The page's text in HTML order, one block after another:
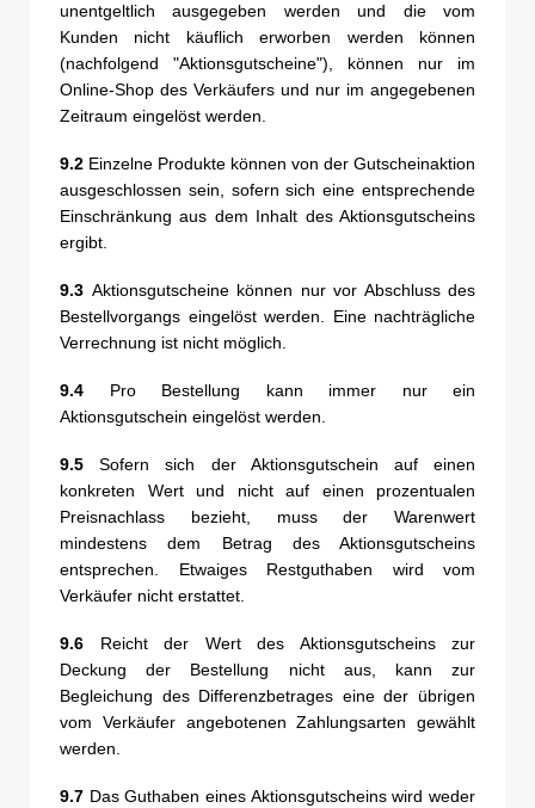
unentgeltlich ausgegeben werden und die vom
Kunden nicht käuflich erworben werden können
(nachfolgend "Aktionsgutscheine"), können nur im
Online-Shop des Verkäufers und nur im angegebenen
Zeitraum eingelöst werden.
9.2 Einzelne Produkte können von der Gutscheinaktion
ausgeschlossen sein, sofern sich eine entsprechende
Einschränkung aus dem Inhalt des Aktionsgutscheins
ergibt.
9.3 Aktionsgutscheine können nur vor Abschluss des
Bestellvorgangs eingelöst werden. Eine nachträgliche
Verrechnung ist nicht möglich.
9.4 Pro Bestellung kann immer nur ein
Aktionsgutschein eingelöst werden.
9.5 Sofern sich der Aktionsgutschein auf einen
konkreten Wert und nicht auf einen prozentualen
Preisnachlass bezieht, muss der Warenwert
mindestens dem Betrag des Aktionsgutscheins
entsprechen. Etwaiges Restguthaben wird vom
Verkäufer nicht erstattet.
9.6 Reicht der Wert des Aktionsgutscheins zur
Deckung der Bestellung nicht aus, kann zur
Begleichung des Differenzbetrages eine der übrigen
vom Verkäufer angebotenen Zahlungsarten gewählt
werden.
9.7 Das Guthaben eines Aktionsgutscheins wird weder